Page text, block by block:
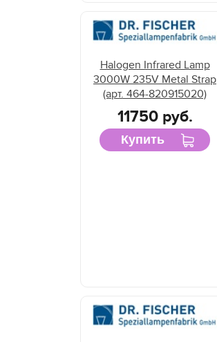
Halogen Infrared Lamp
3000W 235V Metal Strap
(арт. 464-820915020)
11750 руб.
Купить